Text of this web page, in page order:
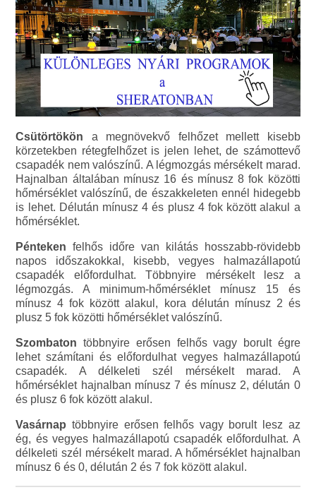
Csütörtökön a megnövekvő felhőzet mellett kisebb
körzetekben rétegfelhőzet is jelen lehet, de számottevő
csapadék nem valószínű. A légmozgás mérsékelt marad.
Hajnalban általában mínusz 16 és mínusz 8 fok közötti
hőmérséklet valószínű, de északkeleten ennél hidegebb
is lehet. Délután mínusz 4 és plusz 4 fok között alakul a
hőmérséklet.
Pénteken felhős időre van kilátás hosszabb-rövidebb
napos időszakokkal, kisebb, vegyes halmazállapotú
csapadék előfordulhat. Többnyire mérsékelt lesz a
légmozgás. A minimum-hőmérséklet mínusz 15 és
mínusz 4 fok között alakul, kora délután mínusz 2 és
plusz 5 fok közötti hőmérséklet valószínű.
Szombaton többnyire erősen felhős vagy borult égre
lehet számítani és előfordulhat vegyes halmazállapotú
csapadék. A délkeleti szél mérsékelt marad. A
hőmérséklet hajnalban mínusz 7 és mínusz 2, délután 0
és plusz 6 fok között alakul.
Vasárnap többnyire erősen felhős vagy borult lesz az
ég, és vegyes halmazállapotú csapadék előfordulhat. A
délkeleti szél mérsékelt marad. A hőmérséklet hajnalban
mínusz 6 és 0, délután 2 és 7 fok között alakul.